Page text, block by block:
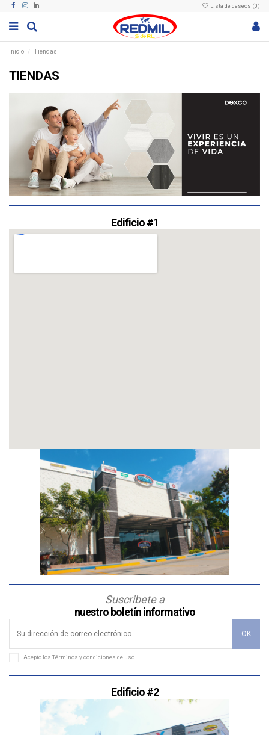
Lista de deseos (0)
Inicio Tiendas
TIENDAS
Edificio #1
Suscribete a
nuestro boletín informativo
Acepto los Términos y condiciones de uso
Edificio #2